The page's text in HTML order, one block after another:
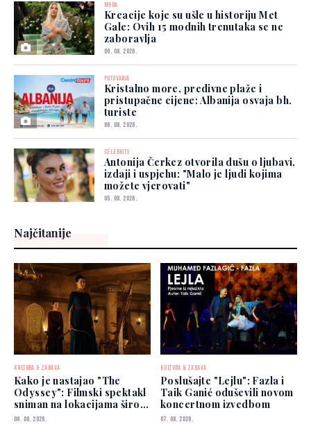
MODA
Kreacije koje su ušle u historiju Met
Gale: Ovih 15 modnih trenutaka se ne
zaboravlja
06. 08. 2026.
PUTOVANJA
Kristalno more, predivne plaže i
pristupačne cijene: Albanija osvaja bh.
turiste
06. 08. 2026.
CELEBRITY
Antonija Čerkez otvorila dušu o ljubavi,
izdaji i uspjehu: "Malo je ljudi kojima
možete vjerovati"
05. 08. 2026.
Najčitanije
KULTURA & ZABAVA
Kako je nastajao "The
Odyssey": Filmski spektakl
sniman na lokacijama širom
svijeta
06. 08. 2026.
KULTURA & ZABAVA
Poslušajte "Lejlu": Fazla i
Taik Ganić oduševili novom
koncertnom izvedbom
07. 08. 2026.